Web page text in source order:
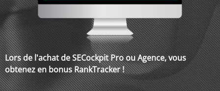
Lors de l'achat de SECockpit Pro ou Agence, vous
obtenez en bonus RankTracker !